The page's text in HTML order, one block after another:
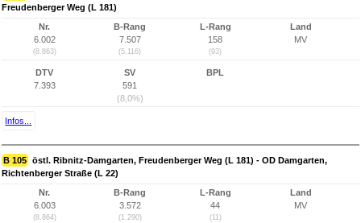
Freudenberger Weg (L 181)
Nr.
6.002
(8.863)
B-Rang
7.507
(5.116)
L-Rang
158
(93)
Land
MV
DTV
7.393
SV
591
(8,0%)
BPL
Infos...
B 105 östl. Ribnitz-Damgarten, Freudenberger Weg (L 181) - OD Damgarten,
Richtenberger Straße (L 22)
Nr.
6.003
(8.864)
B-Rang
3.572
(1.290)
L-Rang
44
(11)
Land
MV